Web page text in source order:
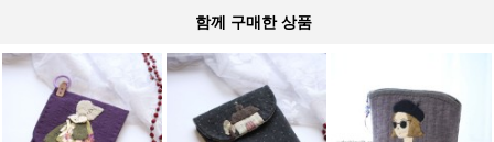
함께 구매한 상품